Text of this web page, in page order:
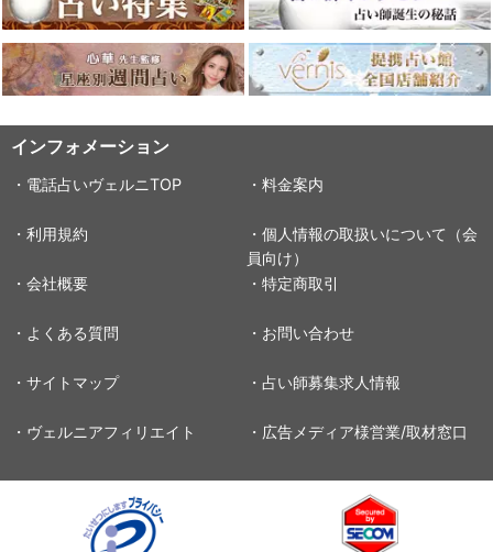
インフォメーション
・電話占いヴェルニTOP ・料金案内
・利用規約
・個人情報の取扱いについて（会
員向け）
・会社概要
・特定商取引
・よくある質問 ・お問い合わせ
・サイトマップ ・占い師募集求人情報
・ヴェルニアフィリエイト ・広告メディア様営業/取材窓口